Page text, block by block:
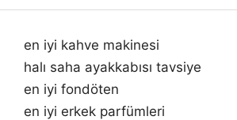
en iyi kahve makinesi
halı saha ayakkabısı tavsiye
en iyi fondöten
en iyi erkek parfümleri